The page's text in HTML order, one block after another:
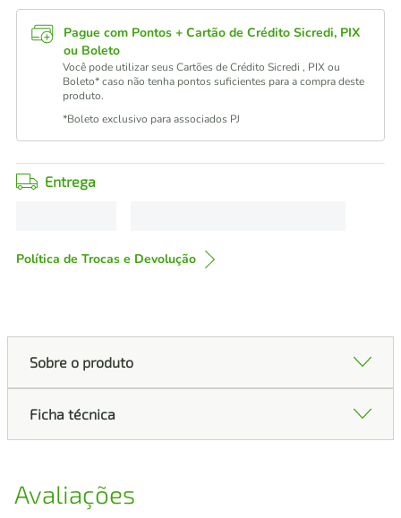
Pague com Pontos + Cartão de Crédito Sicredi, PIX
ou Boleto
Você pode utilizar seus Cartões de Crédito Sicredi , PIX ou
Boleto* caso não tenha pontos suficientes para a compra deste
produto.
*Boleto exclusivo para associados PJ
Entrega
Política de Trocas e Devolução
Sobre o produto
Ficha técnica
Avaliações